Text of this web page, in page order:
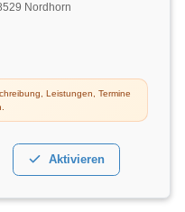
Nordhorn
Leistungen, Termine
Aktivieren